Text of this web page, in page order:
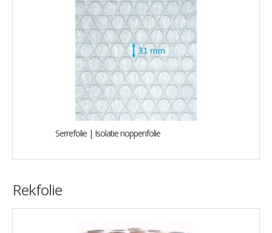
Serrefolie | Isolatie noppenfolie
Rekfolie